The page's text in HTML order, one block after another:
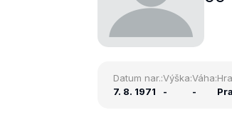
Datum nar.:
7. 8. 1971
Výška:
-
Váha:
-